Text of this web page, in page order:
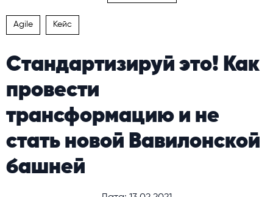
Agile Кейс
Стандартизируй это! Как
провести
трансформацию и не
стать новой Вавилонской
башней